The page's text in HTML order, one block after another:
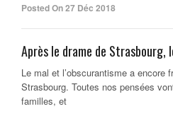
Posted On 27 Déc 2018
Après le drame de Strasbourg,
Le mal et l’obscurantisme a encore
Strasbourg. Toutes nos pensées
familles, et